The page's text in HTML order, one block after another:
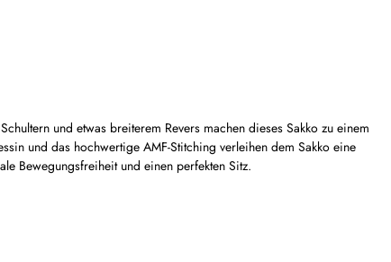
und etwas breiterem Revers machen dieses Sakko zu einem
und das hochwertige AMF-Stitching verleihen dem Sakko eine
Bewegungsfreiheit und einen perfekten Sitz.